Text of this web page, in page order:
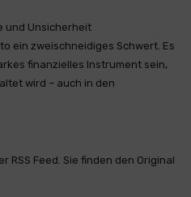
und Unsicherheit
ein zweischneidiges Schwert. Es
finanzielles Instrument sein,
wird – auch in den
RSS Feed. Sie finden den Original